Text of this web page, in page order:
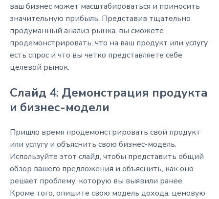
ваш бизнес может масштабироваться и приносить
значительную прибыль. Представив тщательно
продуманный анализ рынка, вы сможете
продемонстрировать, что на ваш продукт или услугу
есть спрос и что вы четко представляете себе
целевой рынок.
Слайд 4: Демонстрация продукта
и бизнес-модели
Пришло время продемонстрировать свой продукт
или услугу и объяснить свою бизнес-модель.
Используйте этот слайд, чтобы представить общий
обзор вашего предложения и объяснить, как оно
решает проблему, которую вы выявили ранее.
Кроме того, опишите свою модель дохода, ценовую